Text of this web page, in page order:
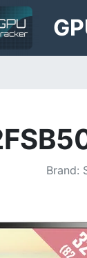
Brand: